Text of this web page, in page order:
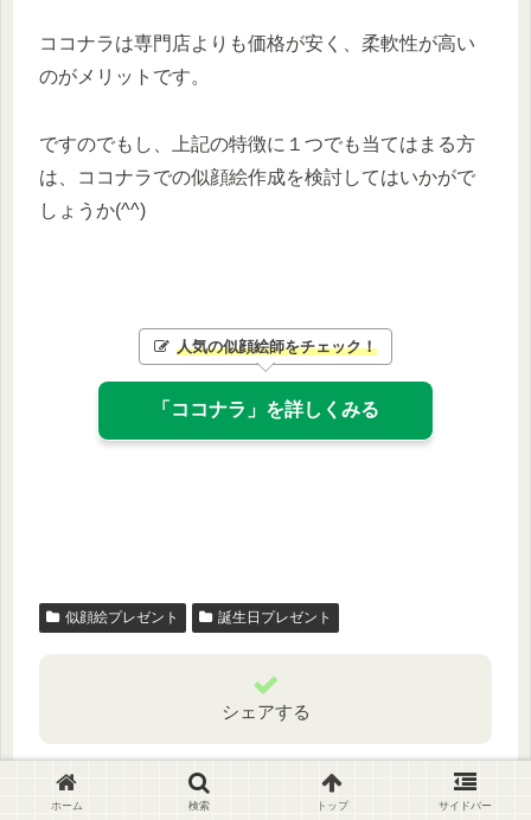
ココナラは専門店よりも価格が安く、柔軟性が高い
のがメリットです。
ですのでもし、上記の特徴に１つでも当てはまる方
は、ココナラでの似顔絵作成を検討してはいかがで
しょうか(^^)
人気の似顔絵師をチェック！
「ココナラ」を詳しくみる
似顔絵プレゼント 誕生日プレゼント
シェアする
ホーム 検索 トップ サイドバー